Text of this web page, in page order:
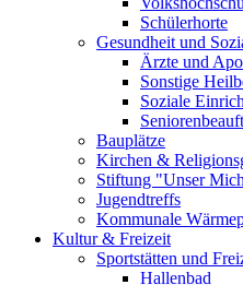
Schülerhorte
Gesundheit und
Ärzte und
Sonstige
Soziale
Bauplätze
Kirchen &
Stiftung "Unser
Jugendtreffs
Kommunale
Kultur & Freizeit
Sportstätten und
Hallenbad